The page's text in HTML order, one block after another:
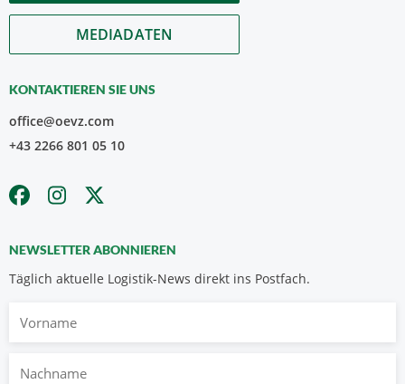
MEDIADATEN
KONTAKTIEREN SIE UNS
office@oevz.com
+43 2266 801 05 10
NEWSLETTER ABONNIEREN
Täglich aktuelle Logistik-News direkt ins Postfach.
Nachname